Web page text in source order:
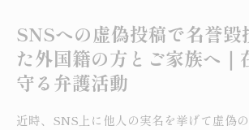
SNSへの虚偽投稿で名誉毀
た外国籍の方とご家族へ｜
守る弁護活動
近時、SNS上に他人の実名を挙げて虚偽